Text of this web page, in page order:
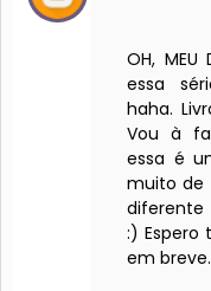
OH,
essa
haha.
Vou à
essa é
muito de
diferente
:) Espero
em breve.